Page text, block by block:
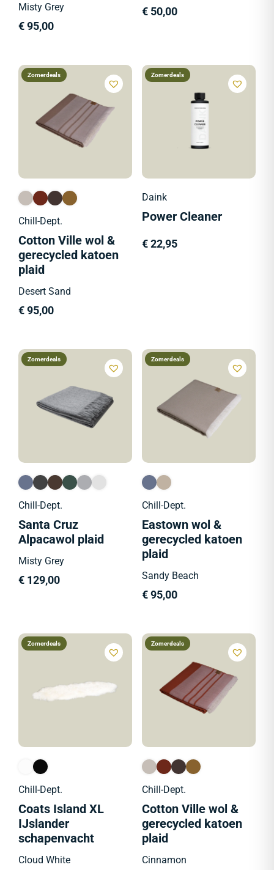
Misty Grey
€ 95,00
€50,00
Zomerdeals
Chill-Dept.
Cotton Ville wol &
gerecycled katoen
plaid
Desert Sand
€ 95,00
Zomerdeals
Daink
Power Cleaner
€22,95
Zomerdeals
Chill-Dept.
Santa Cruz
Alpacawol plaid
Misty Grey
€ 129,00
Zomerdeals
Chill-Dept.
Eastown wol &
gerecycled katoen
plaid
Sandy Beach
€95,00
Zomerdeals
Chill-Dept.
Coats Island XL
IJslander
schapenvacht
Cloud White
Zomerdeals
Chill-Dept.
Cotton Ville wol &
gerecycled katoen
plaid
Cinnamon